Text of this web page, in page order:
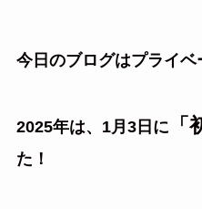
今日のブログはプライベ
2025年は、1月3日に 「
た！